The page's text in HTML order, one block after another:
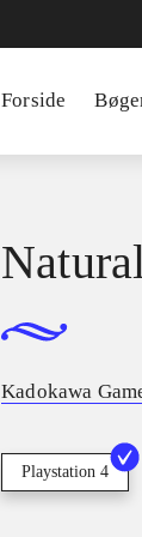
Forside
Kadokawa
Playstation 4